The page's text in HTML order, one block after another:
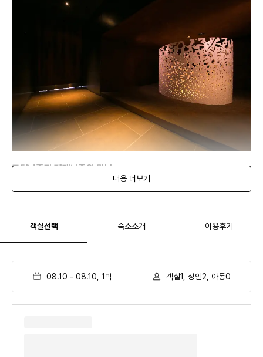
모더니즘과 재패니즘의 만남
세련된 양식 속에 차분한 일본식 정취가 융합된 디자인으로 힘있고 따뜻함이
내용 더보기
객실선택 숙소소개 이용후기
08.10 - 08.10 1 박 객실1, 성인2, 아동0